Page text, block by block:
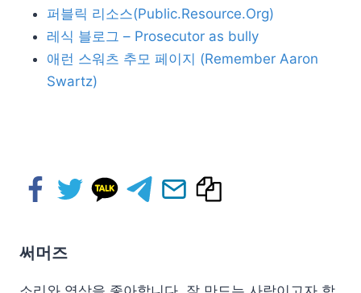
퍼블릭 리소스(Public.Resource.Org)
레식 블로그 – Prosecutor as bully
애런 스워츠 추모 페이지 (Remember Aaron
Swartz)
써머즈